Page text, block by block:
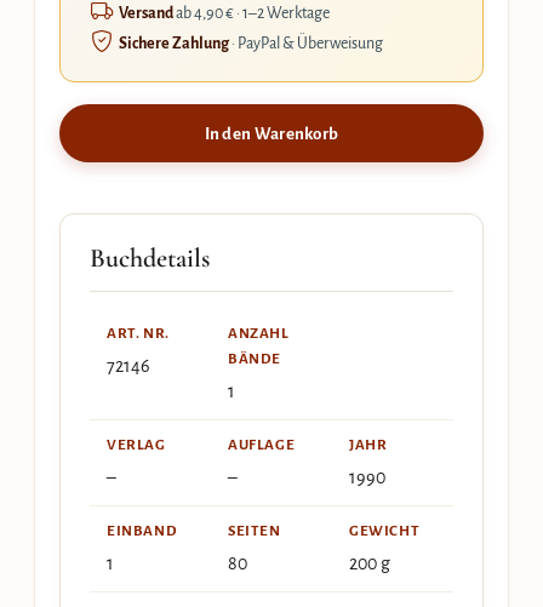
Versandab 4,90 € · 1–2 Werktage
Sichere Zahlung· PayPal & Überweisung
In den Warenkorb
Buchdetails
ART. NR.
72146
ANZAHL
BÄNDE
1
VERLAG
–
AUFLAGE
–
JAHR
1990
EINBAND
1
SEITEN
80
GEWICHT
200 g